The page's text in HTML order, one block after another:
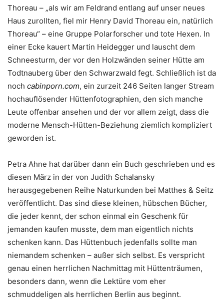
Thoreau – „als wir am Feldrand entlang auf unser neues
Haus zurollten, fiel mir Henry David Thoreau ein, natürlich
Thoreau“ – eine Gruppe Polarforscher und tote Hexen. In
einer Ecke kauert Martin Heidegger und lauscht dem
Schneesturm, der vor den Holzwänden seiner Hütte am
Todtnauberg über den Schwarzwald fegt. Schließlich ist da
noch cabinporn.com, ein zurzeit 246 Seiten langer Stream
hochauflösender Hüttenfotographien, den sich manche
Leute offenbar ansehen und der vor allem zeigt, dass die
moderne Mensch-Hütten-Beziehung ziemlich kompliziert
geworden ist.
Petra Ahne hat darüber dann ein Buch geschrieben und es
diesen März in der von Judith Schalansky
herausgegebenen Reihe Naturkunden bei Matthes & Seitz
veröffentlicht. Das sind diese kleinen, hübschen Bücher,
die jeder kennt, der schon einmal ein Geschenk für
jemanden kaufen musste, dem man eigentlich nichts
schenken kann. Das Hüttenbuch jedenfalls sollte man
niemandem schenken – außer sich selbst. Es verspricht
genau einen herrlichen Nachmittag mit Hüttenträumen,
besonders dann, wenn die Lektüre vom eher
schmuddeligen als herrlichen Berlin aus beginnt.